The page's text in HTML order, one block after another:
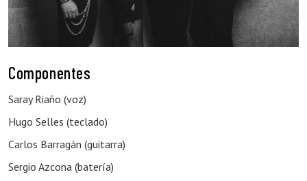
Componentes
Saray Riaño (voz)
Hugo Selles (teclado)
Carlos Barragán (guitarra)
Sergio Azcona (batería)